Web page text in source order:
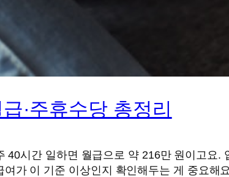
·주휴수당 총정리
시간 일하면 월급으로 약 216만 원이고요.
여가 이 기준 이상인지 확인해두는 게 중요해